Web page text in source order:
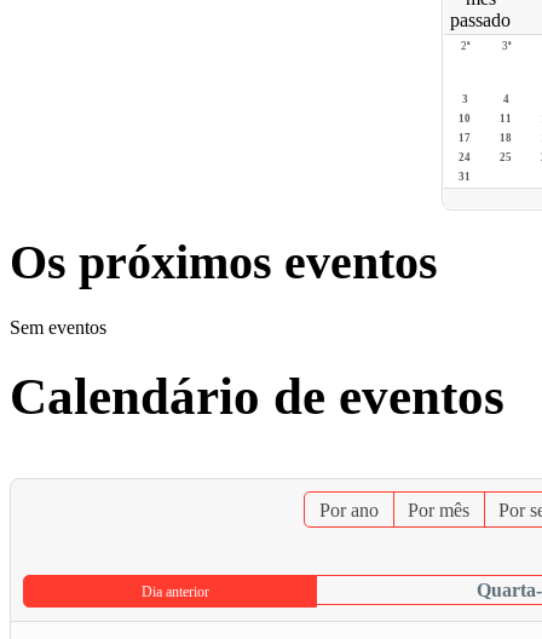
2ª 3ª
3
4
10
11
17
18
24
25
31
Os próximos eventos
Sem eventos
Calendário de eventos
Por ano Por mês Por
Dia anterior